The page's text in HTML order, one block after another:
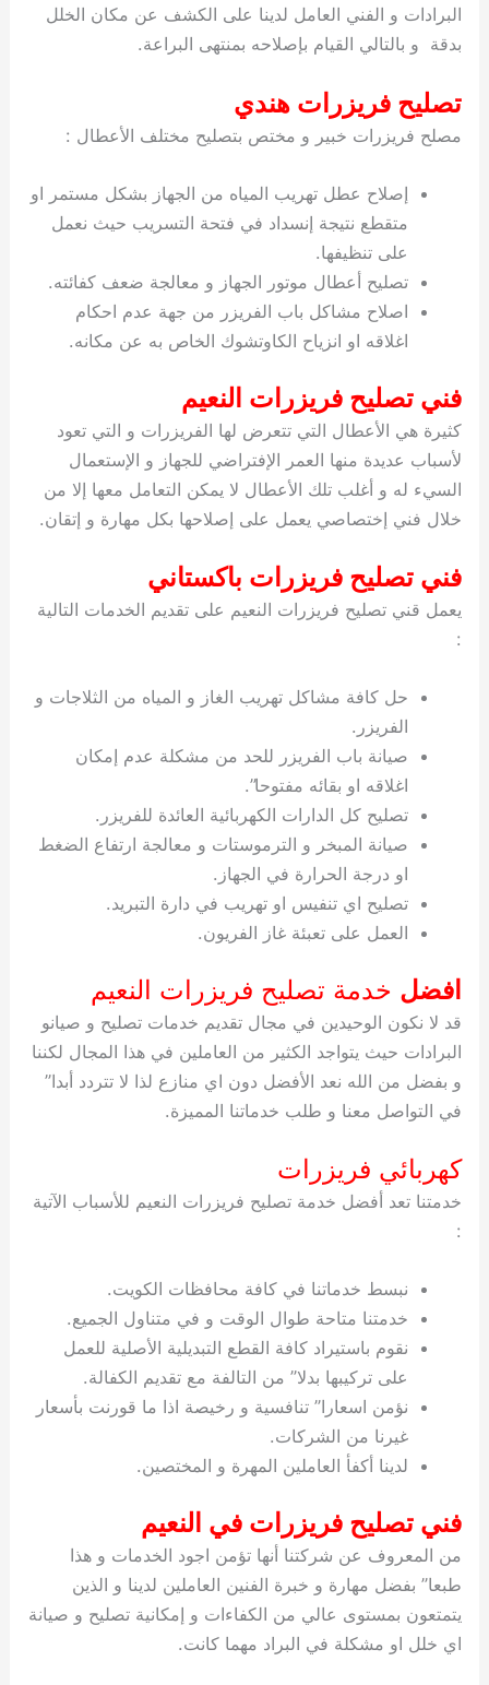
البرادات و الفني العامل لدينا على الكشف عن مكان الخلل
بدقة و بالتالي القيام بإصلاحه بمنتهى البراعة.
تصليح فريزرات هندي
مصلح فريزرات خبير و مختص بتصليح مختلف الأعطال :
إصلاح عطل تهريب المياه من الجهاز بشكل مستمر او
متقطع نتيجة إنسداد في فتحة التسريب حيث نعمل
على تنظيفها.
تصليح أعطال موتور الجهاز و معالجة ضعف كفائته.
اصلاح مشاكل باب الفريزر من جهة عدم احكام
اغلاقه او انزياح الكاوتشوك الخاص به عن مكانه.
فني تصليح فريزرات النعيم
كثيرة هي الأعطال التي تتعرض لها الفريزرات و التي تعود
لأسباب عديدة منها العمر الإفتراضي للجهاز و الإستعمال
السيء له و أغلب تلك الأعطال لا يمكن التعامل معها إلا من
خلال فني إختصاصي يعمل على إصلاحها بكل مهارة و إتقان.
فني تصليح فريزرات باكستاني
يعمل قني تصليح فريزرات النعيم على تقديم الخدمات التالية
:
حل كافة مشاكل تهريب الغاز و المياه من الثلاجات و
الفريزر.
صيانة باب الفريزر للحد من مشكلة عدم إمكان
اغلاقه او بقائه مفتوحا”.
تصليح كل الدارات الكهربائية العائدة للفريزر.
صيانة المبخر و الترموستات و معالجة ارتفاع الضغط
او درجة الحرارة في الجهاز.
تصليح اي تنفيس او تهريب في دارة التبريد.
العمل على تعبئة غاز الفريون.
افضل خدمة تصليح فريزرات النعيم
قد لا نكون الوحيدين في مجال تقديم خدمات تصليح و صيانو
البرادات حيث يتواجد الكثير من العاملين في هذا المجال لكننا
و بفضل من الله نعد الأفضل دون اي منازع لذا لا تتردد أبدا”
في التواصل معنا و طلب خدماتنا المميزة.
كهربائي فريزرات
خدمتنا تعد أفضل خدمة تصليح فريزرات النعيم للأسباب الآتية
:
نبسط خدماتنا في كافة محافظات الكويت.
خدمتنا متاحة طوال الوقت و في متناول الجميع.
نقوم باستيراد كافة القطع التبديلية الأصلية للعمل
على تركيبها بدلا” من التالفة مع تقديم الكفالة.
نؤمن اسعارا” تنافسية و رخيصة اذا ما قورنت بأسعار
غيرنا من الشركات.
لدينا أكفأ العاملين المهرة و المختصين.
فني تصليح فريزرات في النعيم
من المعروف عن شركتنا أنها تؤمن اجود الخدمات و هذا
طبعا” بفضل مهارة و خبرة الفنين العاملين لدينا و الذين
يتمتعون بمستوى عالي من الكفاءات و إمكانية تصليح و صيانة
اي خلل او مشكلة في البراد مهما كانت.